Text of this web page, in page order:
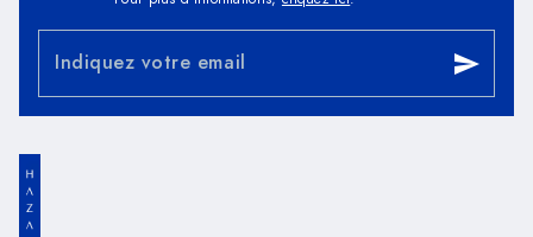
Indiquez votre email send